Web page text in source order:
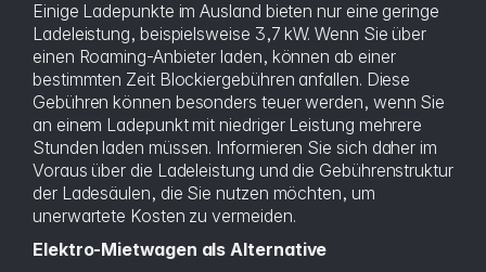
Einige Ladepunkte im Ausland bieten nur eine geringe
Ladeleistung, beispielsweise 3,7 kW. Wenn Sie über
einen Roaming-Anbieter laden, können ab einer
bestimmten Zeit Blockiergebühren anfallen. Diese
Gebühren können besonders teuer werden, wenn Sie
an einem Ladepunkt mit niedriger Leistung mehrere
Stunden laden müssen. Informieren Sie sich daher im
Voraus über die Ladeleistung und die Gebührenstruktur
der Ladesäulen, die Sie nutzen möchten, um
unerwartete Kosten zu vermeiden.
Elektro-Mietwagen als Alternative